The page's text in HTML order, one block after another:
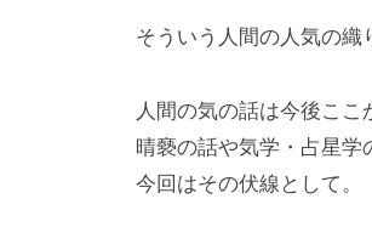
そういう人間の人気の織
人間の気の話は今後ここ
晴褻の話や気学・占星学
今回はその伏線として。